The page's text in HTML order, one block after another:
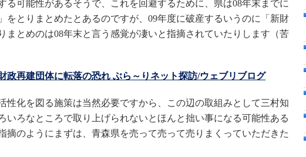
る可能性があるそうで、これを回避するために、県は08年末までに
をとりまとめたとあるのですが、09年度に破産するいうのに「新財
まとめのは08年末と言う感覚が凄いと指摘されていたりします（苦
政再建団体に転落の恐れ ぶら～りネット探訪/ウェブリブログ
性化を図る施策は当然必要ですから、この辺の取組みとして三村知
いろなところで取り上げられないとほんと拙い事になる可能性ある
摘のようにまずは、青森県を売って売って売りまくっていただきた